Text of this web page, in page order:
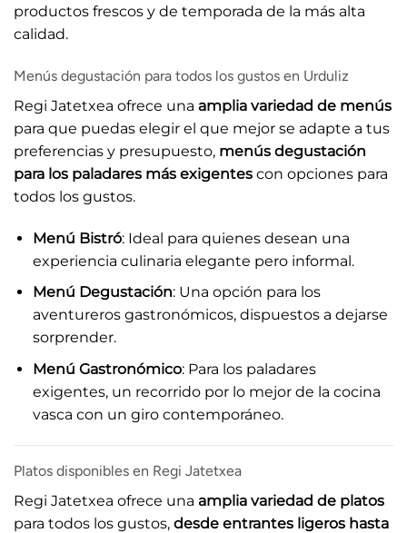
productos frescos y de temporada de la más alta
calidad.
Menús degustación para todos los gustos en Urduliz
Regi Jatetxea ofrece una amplia variedad de menús
para que puedas elegir el que mejor se adapte a tus
preferencias y presupuesto, menús degustación
para los paladares más exigentes con opciones para
todos los gustos.
Menú Bistró: Ideal para quienes desean una
experiencia culinaria elegante pero informal.
Menú Degustación: Una opción para los
aventureros gastronómicos, dispuestos a dejarse
sorprender.
Menú Gastronómico: Para los paladares
exigentes, un recorrido por lo mejor de la cocina
vasca con un giro contemporáneo.
Platos disponibles en Regi Jatetxea
Regi Jatetxea ofrece una amplia variedad de platos
para todos los gustos, desde entrantes ligeros hasta